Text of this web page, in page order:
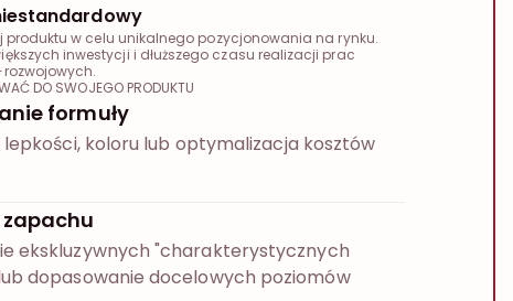
produktu w celu unikalnego pozycjonowania na rynku.
inwestycji i dłuższego czasu realizacji prac
DO SWOJEGO PRODUKTU
formuły
koloru lub optymalizacja kosztów
zapachu
ekskluzywnych "charakterystycznych
dopasowanie docelowych poziomów